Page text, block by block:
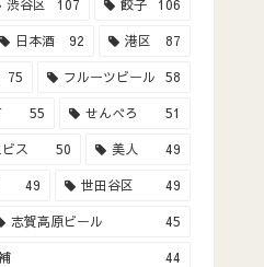
渋谷区 107 餃子 106
日本酒 92 港区 87
75 フルーツビール 58
55 せんべろ 51
ス 50 美人 49
49 世田谷区 49
志賀高原ビール 45
44